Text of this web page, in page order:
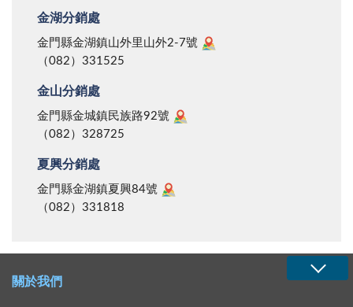
金湖分銷處
金門縣金湖鎮山外里山外2-7號
（082）331525
金山分銷處
金門縣金城鎮民族路92號
（082）328725
夏興分銷處
金門縣金湖鎮夏興84號
（082）331818
關於我們